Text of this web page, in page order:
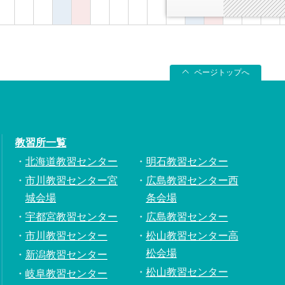
ページトップへ
教習所一覧
北海道教習センター
市川教習センター宮
城会場
宇都宮教習センター
市川教習センター
新潟教習センター
岐阜教習センター
明石教習センター
広島教習センター西
条会場
広島教習センター
松山教習センター高
松会場
松山教習センター